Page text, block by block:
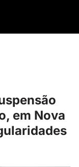
em Nova